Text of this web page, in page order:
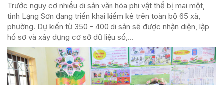
Trước nguy cơ nhiều di sản văn hóa phi vật thể bị mai một,
tỉnh Lạng Sơn đang triển khai kiểm kê trên toàn bộ 65 xã,
phường. Dự kiến từ 350 - 400 di sản sẽ được nhận diện, lập
hồ sơ và xây dựng cơ sở dữ liệu số,...